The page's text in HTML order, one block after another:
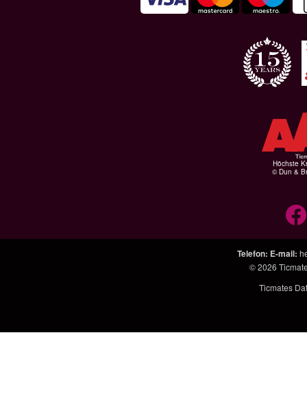
Höchste
© Dun &
Telefon: E-mail:
© 2026
Ticmates